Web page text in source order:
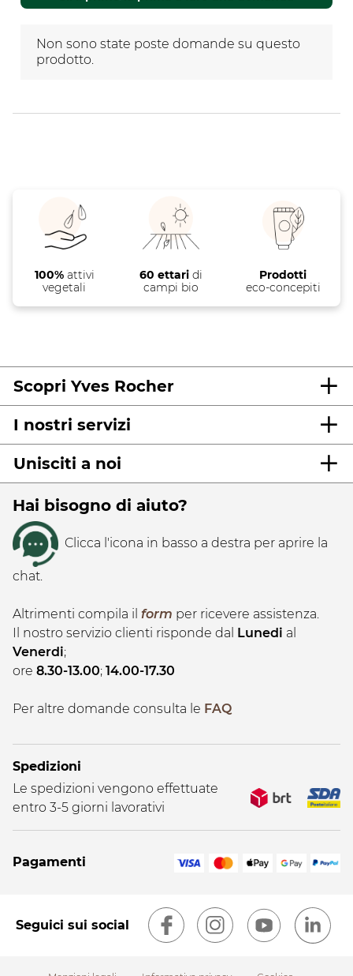
Non sono state poste domande su questo
prodotto.
100%attivi
vegetali
60 ettaridi
campi bio
Prodotti
eco-concepiti
Scopri Yves Rocher
I nostri servizi
Unisciti a noi
Hai bisogno di aiuto?
Clicca l'icona in basso a destra per aprire la
chat.
Altrimenti compila il form per ricevere assistenza.
Il nostro servizio clienti risponde dal Lunedi al
Venerdi;
ore 8.30-13.00; 14.00-17.30
Per altre domande consulta le FAQ
Spedizioni
Le spedizioni vengono effettuate
entro 3-5 giorni lavorativi
Pagamenti
Seguici sui social